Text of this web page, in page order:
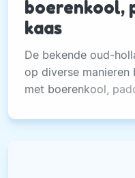
boerenkool,
kaas
De bekende oud-
op diverse manieren
met boerenkool,